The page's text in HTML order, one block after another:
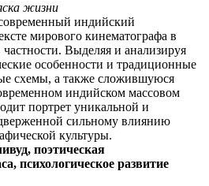
жизни
индийский
мирового кинематографа в
Выделяя и анализируя
особенности и традиционные
схемы, а также сложившуюся
индийском массовом
портрет уникальной и
сильному влиянию
культуры.
поэтическая
психологическое развитие